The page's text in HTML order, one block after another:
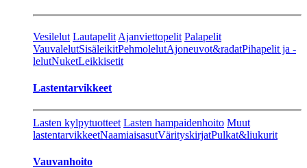
Vesilelut Lautapelit Ajanviettopelit Palapelit
VauvalelutSisäleikitPehmolelutAjoneuvot&radatPihapelit ja -
lelutNuketLeikkisetit
Lastentarvikkeet
Lasten kylpytuotteet Lasten hampaidenhoito Muut
lastentarvikkeetNaamiaisasutVärityskirjatPulkat&liukurit
Vauvanhoito